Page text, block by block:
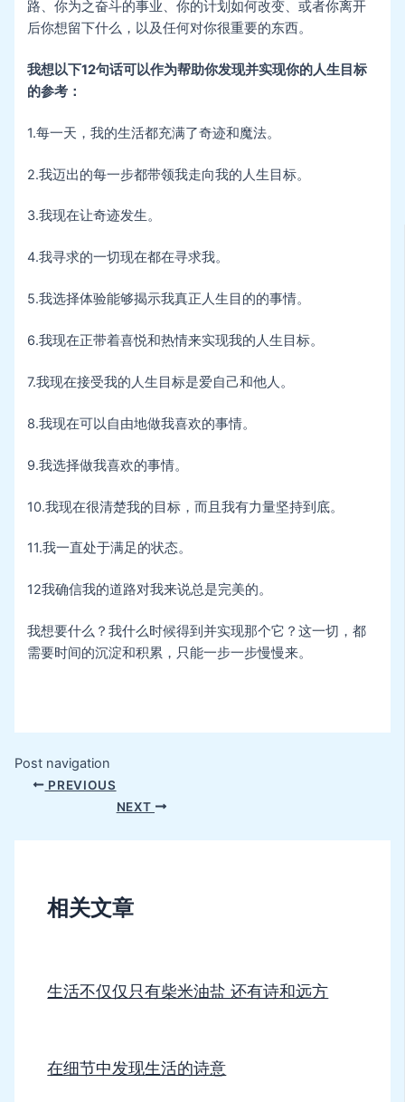
路、你为之奋斗的事业、你的计划如何改变、或者你离开
后你想留下什么，以及任何对你很重要的东西。
我想以下12句话可以作为帮助你发现并实现你的人生目标
的参考：
1.每一天，我的生活都充满了奇迹和魔法。
2.我迈出的每一步都带领我走向我的人生目标。
3.我现在让奇迹发生。
4.我寻求的一切现在都在寻求我。
5.我选择体验能够揭示我真正人生目的的事情。
6.我现在正带着喜悦和热情来实现我的人生目标。
7.我现在接受我的人生目标是爱自己和他人。
8.我现在可以自由地做我喜欢的事情。
9.我选择做我喜欢的事情。
10.我现在很清楚我的目标，而且我有力量坚持到底。
11.我一直处于满足的状态。
12我确信我的道路对我来说总是完美的。
我想要什么？我什么时候得到并实现那个它？这一切，都
需要时间的沉淀和积累，只能一步一步慢慢来。
Post navigation
PREVIOUS
NEXT
相关文章
生活不仅仅只有柴米油盐 还有诗和远方
在细节中发现生活的诗意